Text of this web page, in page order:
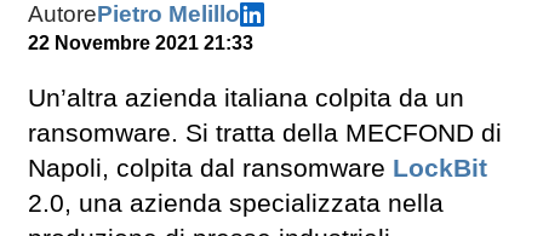
AutorePietro Melillo
22 Novembre 2021 21:33
Un’altra azienda italiana colpita da un
ransomware. Si tratta della MECFOND di
Napoli, colpita dal ransomware LockBit
2.0, una azienda specializzata nella